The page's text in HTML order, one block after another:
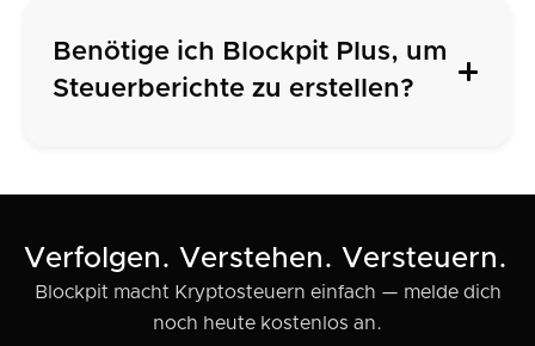
Benötige ich Blockpit Plus, um
Steuerberichte zu erstellen?
Verfolgen. Verstehen. Versteuern.
Blockpit macht Kryptosteuern einfach — melde dich
noch heute kostenlos an.